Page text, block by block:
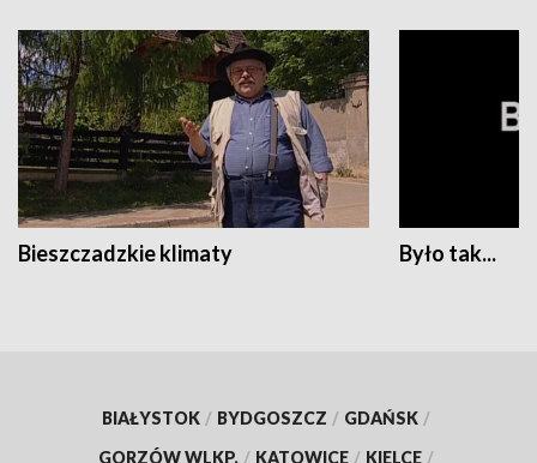
Bieszczadzkie klimaty Było tak...
BIAŁYSTOK / BYDGOSZCZ / GDAŃSK /
GORZÓW WLKP. / KATOWICE / KIELCE /